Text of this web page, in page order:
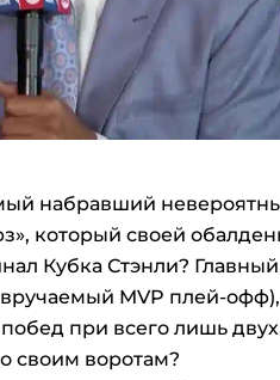
набравший
который своей
Кубка Стэнли?
MVP плей-
при всего лишь
своим воротам?